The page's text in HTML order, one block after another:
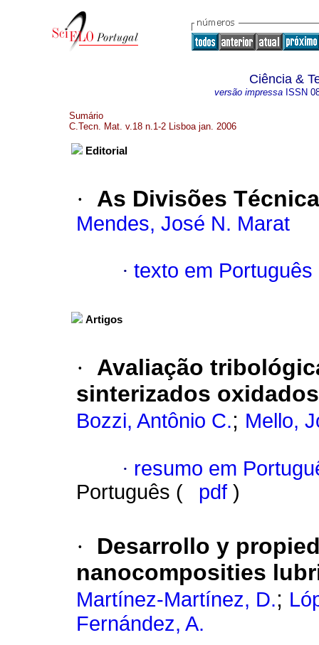
Ciência &
versão impressa ISSN
Sumário
C.Tecn. Mat. v.18 n.1-2 Lisboa jan. 2006
Editorial
· As Divisões
Mendes, José N. Marat
· texto em Português
Artigos
·
Avaliação
sinterizados
Bozzi, Antônio C.; Mello,
· resumo em
Português (
pdf )
·
Desarrollo y
nanocomposities
Martínez-Martínez, D.;
Fernández, A.